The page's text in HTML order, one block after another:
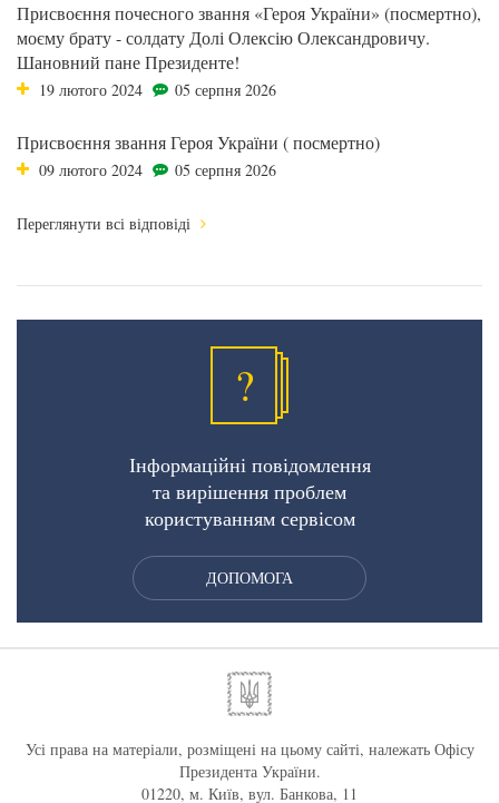
Присвоєння почесного звання «Героя України» (посмертно),
моєму брату - солдату Долі Олексію Олександровичу.
Шановний пане Президенте!
19 лютого 2024 05 серпня 2026
Присвоєння звання Героя України ( посмертно)
09 лютого 2024 05 серпня 2026
Переглянути всі відповіді
?
Інформаційні повідомлення
та вирішення проблем
користуванням сервісом
ДОПОМОГА
Усі права на матеріали, розміщені на цьому сайті, належать Офісу
Президента України.
01220, м. Київ, вул. Банкова, 11